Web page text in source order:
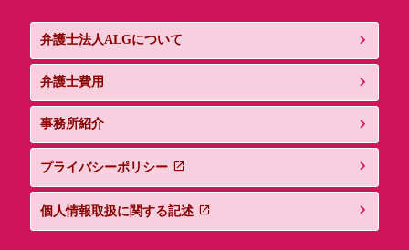
弁護士法人ALGについて
弁護士費用
事務所紹介
プライバシーポリシー
個人情報取扱に関する記述